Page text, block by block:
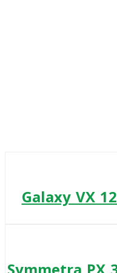
Galaxy VX